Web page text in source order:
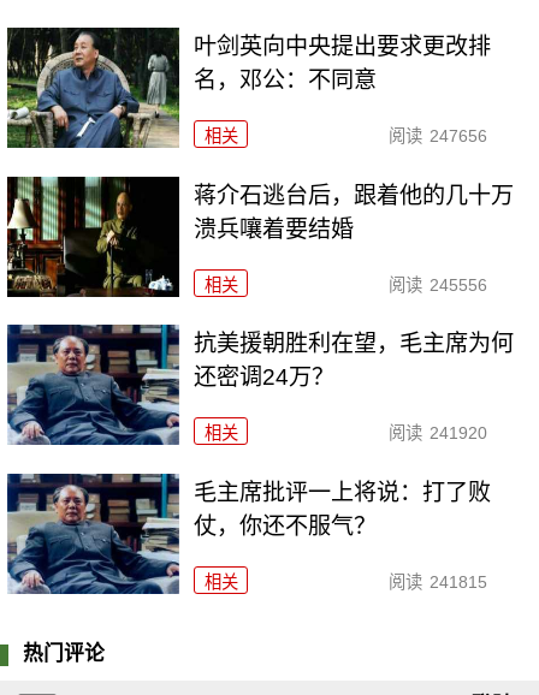
叶剑英向中央提出要求更改排
名，邓公：不同意
相关 阅读 247656
蒋介石逃台后，跟着他的几十万
溃兵嚷着要结婚
相关 阅读 245556
抗美援朝胜利在望，毛主席为何
还密调24万？
相关 阅读 241920
毛主席批评一上将说：打了败
仗，你还不服气？
相关 阅读 241815
热门评论